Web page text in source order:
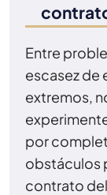
Entre
escasez de
extremos,
por
obstáculos
contrato